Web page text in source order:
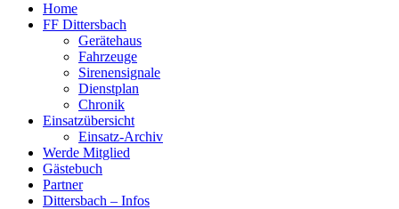
Home
FF Dittersbach
Gerätehaus
Fahrzeuge
Sirenensignale
Dienstplan
Chronik
Einsatzübersicht
Einsatz-Archiv
Werde Mitglied
Gästebuch
Partner
Dittersbach – Infos